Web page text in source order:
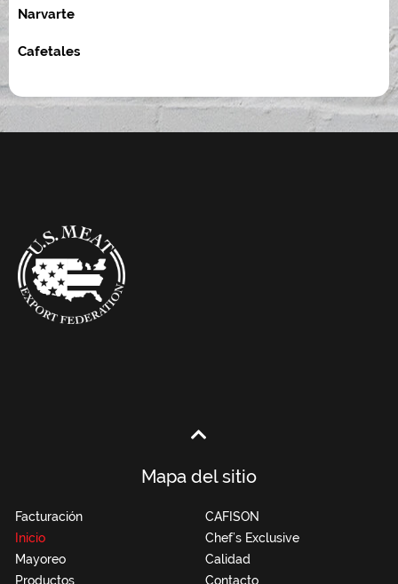
Narvarte
Cafetales
Mapa del sitio
Facturación
Inicio
Mayoreo
Productos
CAFISON
Chef’s Exclusive
Calidad
Contacto